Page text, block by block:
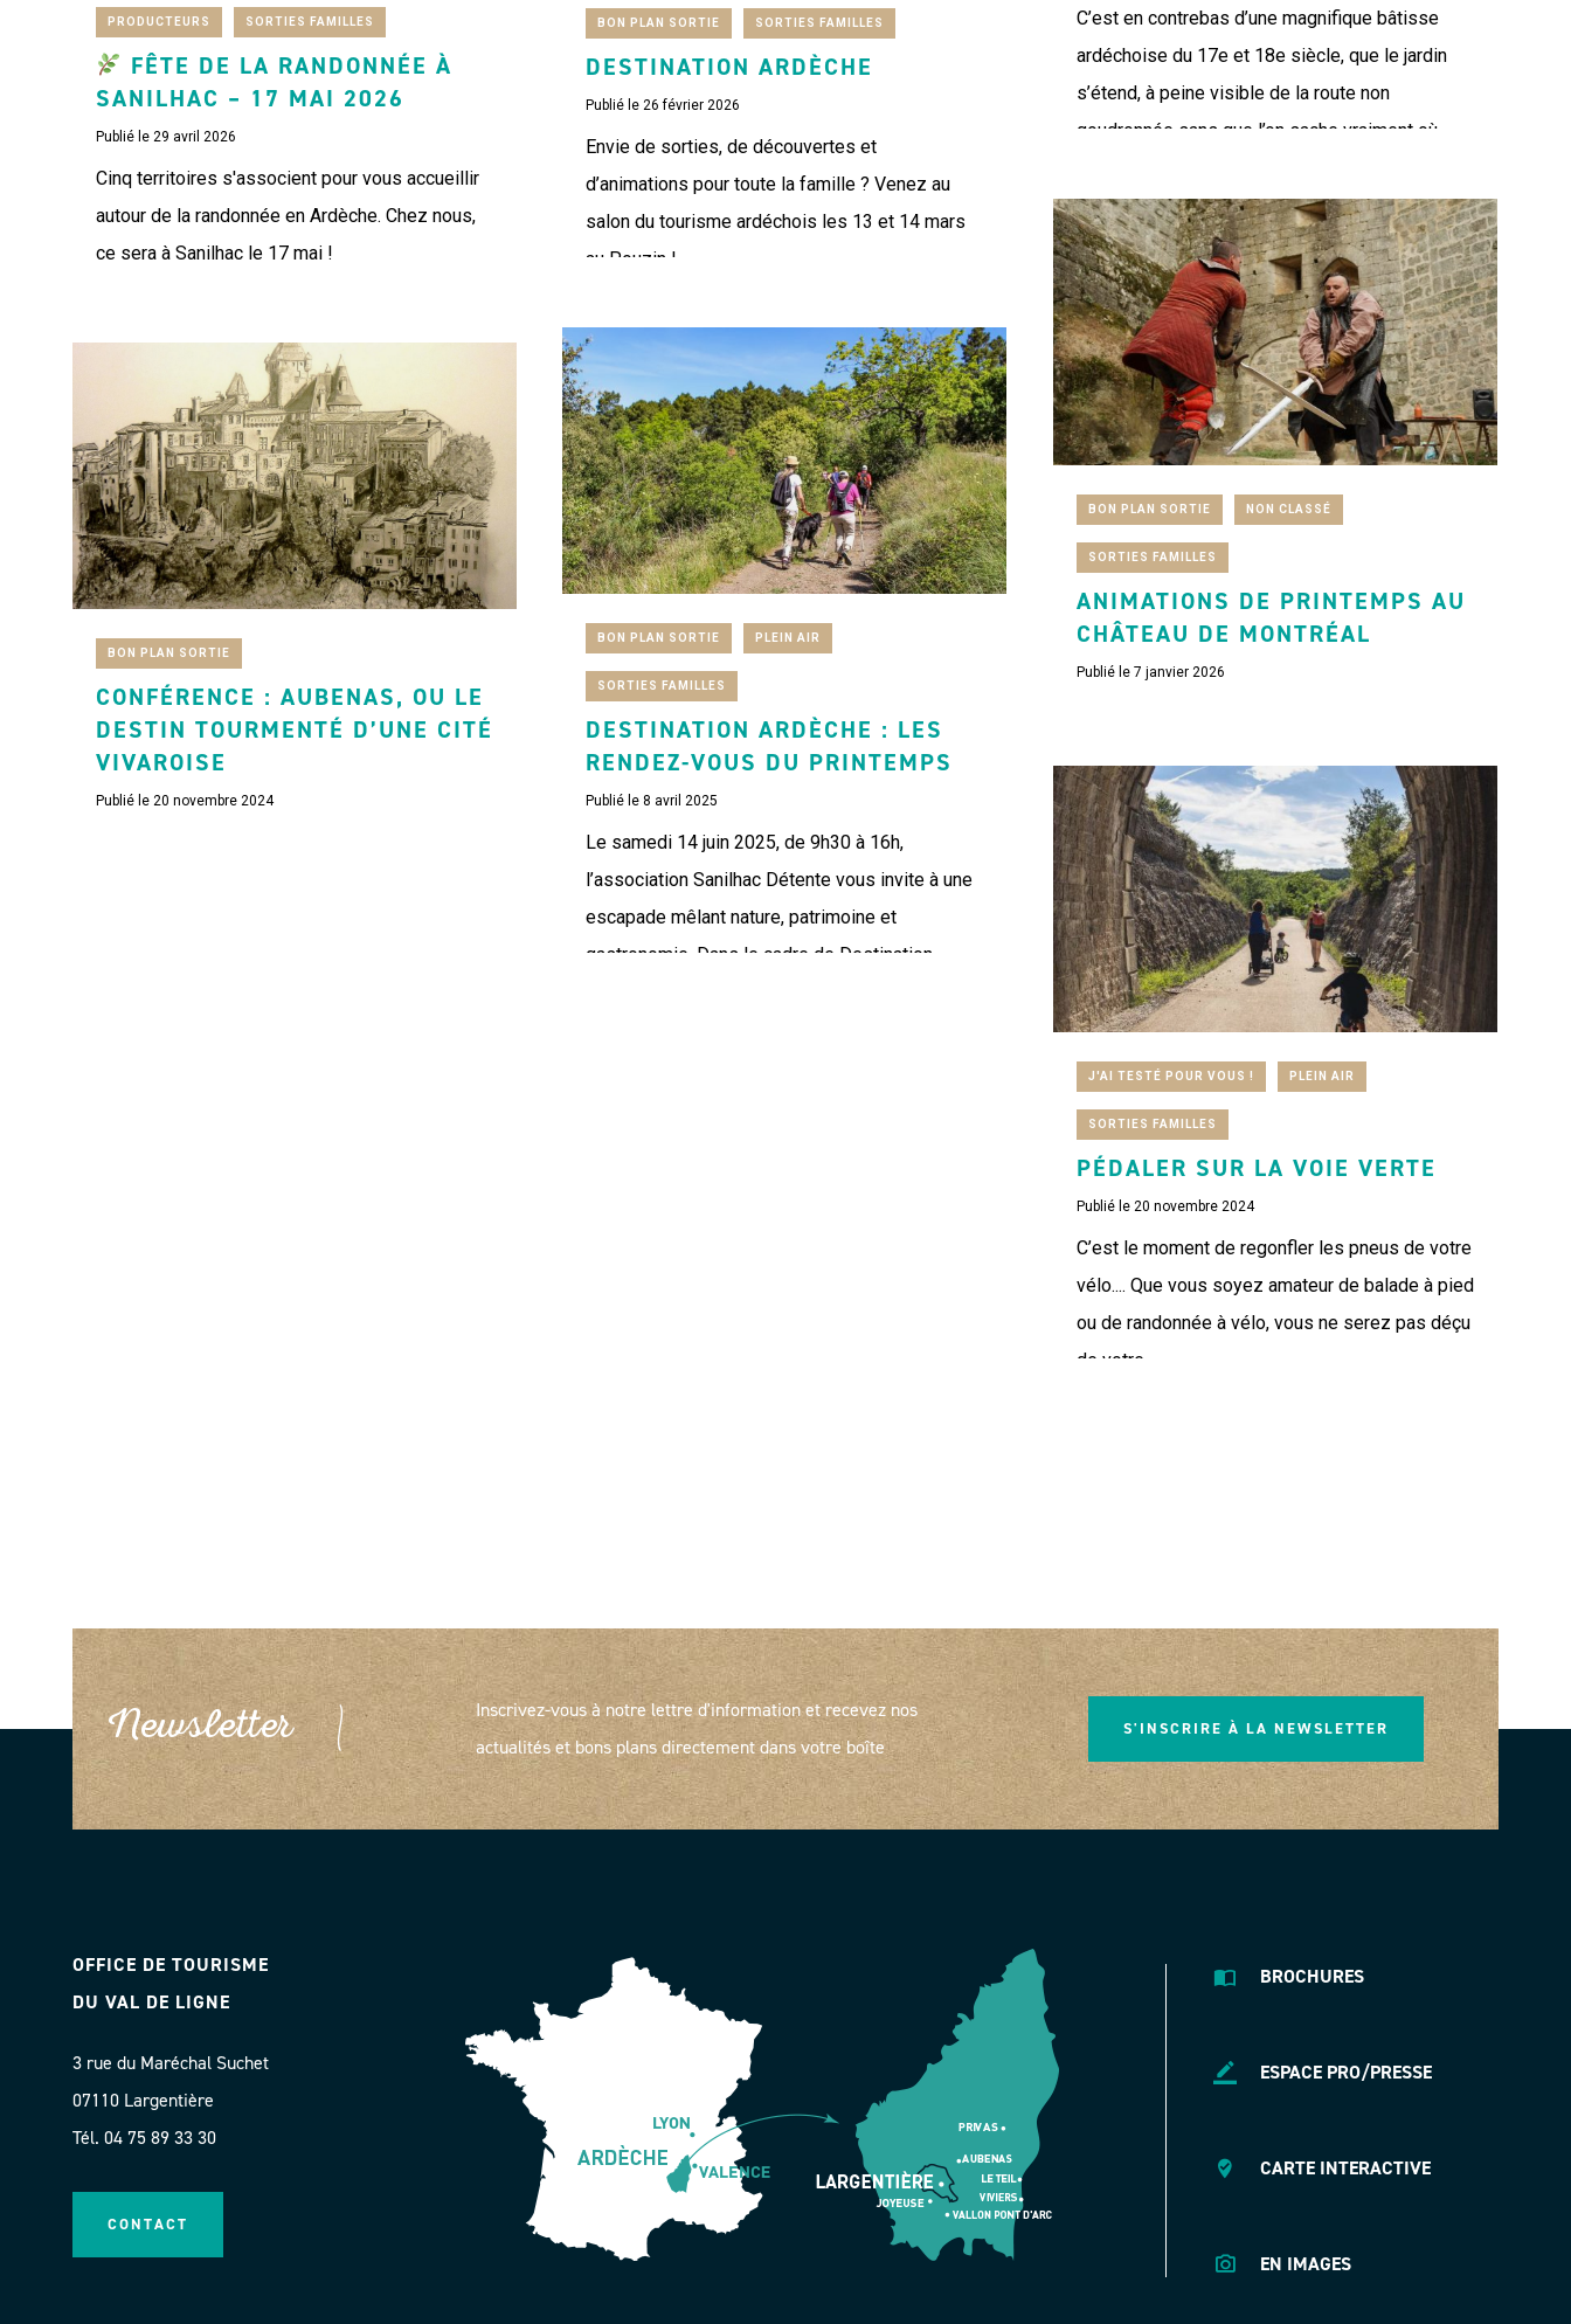
C’est en contrebas d’une magnifique bâtisse
ardéchoise du 17e et 18e siècle, que le jardin
s’étend, à peine visible de la route non
goudronnée sans que l’on sache vraiment où...
PRODUCTEURS SORTIES FAMILLES
FÊTE DE LA RANDONNÉE À
SANILHAC – 17 MAI 2026
Publié le 29 avril 2026
Cinq territoires s'associent pour vous accueillir
autour de la randonnée en Ardèche. Chez nous,
ce sera à Sanilhac le 17 mai !
BON PLAN SORTIE SORTIES FAMILLES
DESTINATION ARDÈCHE
Publié le 26 février 2026
Envie de sorties, de découvertes et
d’animations pour toute la famille ? Venez au
salon du tourisme ardéchois les 13 et 14 mars
au Pouzin !
BON PLAN SORTIE NON CLASSÉ
SORTIES FAMILLES
ANIMATIONS DE PRINTEMPS AU
CHÂTEAU DE MONTRÉAL
Publié le 7 janvier 2026
BON PLAN SORTIE PLEIN AIR
SORTIES FAMILLES
DESTINATION ARDÈCHE : LES
RENDEZ-VOUS DU PRINTEMPS
Publié le 8 avril 2025
Le samedi 14 juin 2025, de 9h30 à 16h,
l’association Sanilhac Détente vous invite à une
escapade mêlant nature, patrimoine et
gastronomie. Dans le cadre de Destination
BON PLAN SORTIE
CONFÉRENCE : AUBENAS, OU LE
DESTIN TOURMENTÉ D’UNE CITÉ
VIVAROISE
Publié le 20 novembre 2024
J'AI TESTÉ POUR VOUS ! PLEIN AIR
SORTIES FAMILLES
PÉDALER SUR LA VOIE VERTE
Publié le 20 novembre 2024
C’est le moment de regonfler les pneus de votre
vélo.... ​Que vous soyez amateur de balade à pied
ou de randonnée à vélo, vous ne serez pas déçu
de votre...
Newsletter
Inscrivez-vous à notre lettre d'information et recevez nos
actualités et bons plans directement dans votre boîte
S'INSCRIRE À LA NEWSLETTER
OFFICE DE TOURISME
DU VAL DE LIGNE
3 rue du Maréchal Suchet
07110 Largentière
Tél. 04 75 89 33 30
CONTACT
BROCHURES
ESPACE PRO/PRESSE
CARTE INTERACTIVE
EN IMAGES